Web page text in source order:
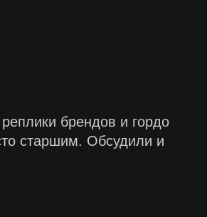
брендов и гордо
старшим. Обсудили и